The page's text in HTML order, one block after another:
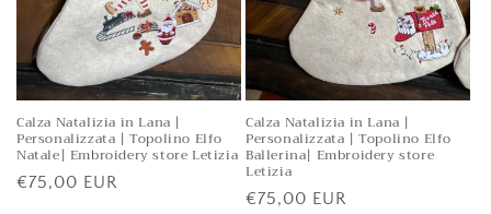
Calza Natalizia in Lana |
Personalizzata | Topolino Elfo
Natale| Embroidery store Letizia
Prezzo
€75,00 EUR
Calza Natalizia in Lana |
Personalizzata | Topolino Elfo
Ballerina| Embroidery store
Letizia
Prezzo
€75,00 EUR